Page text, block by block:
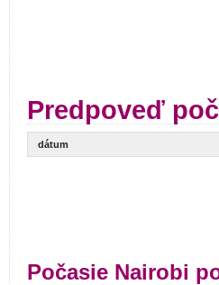
Predpoveď
dátum
Počasie Nairobi